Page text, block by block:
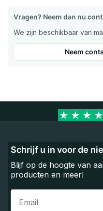
Vragen? Neem dan nu
We zijn beschikbaar van
Neem
Schrijf u in voor de
Blijf op de hoogte van
producten en meer!
Email